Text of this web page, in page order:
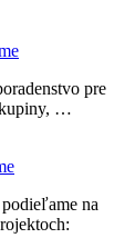
pre
…
na